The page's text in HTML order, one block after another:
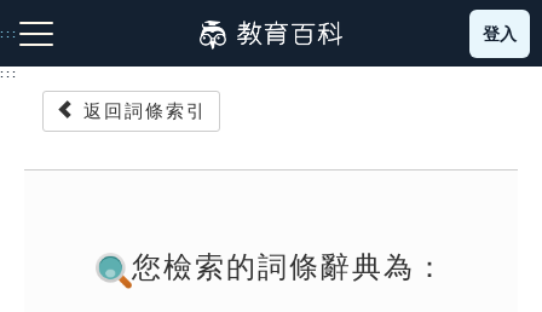
到
主
::: 登入
:::
返回詞條索引
您檢索的詞條辭典為：